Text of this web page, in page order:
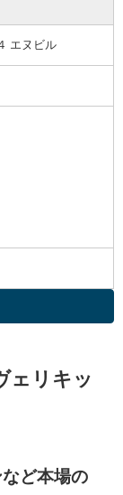
エヌビル
ェリキッ
ど本場の